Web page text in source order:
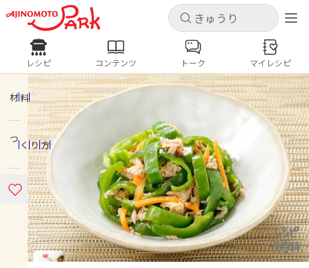
キャンセル
ログインするとレシピを保存できます
ログイン 新規登録
ホーム
コンテンツ
レシピ
キャンセル
レシピ コンテンツ
人気の食材・レシピ
きゅうり なす トマト
とうもろこし
みょうが ゴーヤ
レシピ コンテンツ トーク マイレシピ
材料
つくり方